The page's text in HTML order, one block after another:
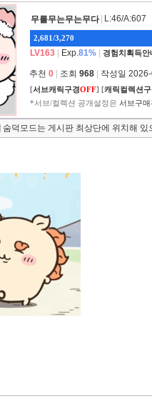
무를무는무는무다 L:46/A:607
2,681/3,270
LV163 Exp.81% 경험치획득
추천 0 조회 968 작성일
[서브캐릭구경OFF] [캐릭컬렉션구
*서브/컬렉션 공개설정은 서브구
숨덕모드는 게시판 최상단에 위치해